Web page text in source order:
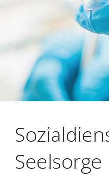
Seelsorge